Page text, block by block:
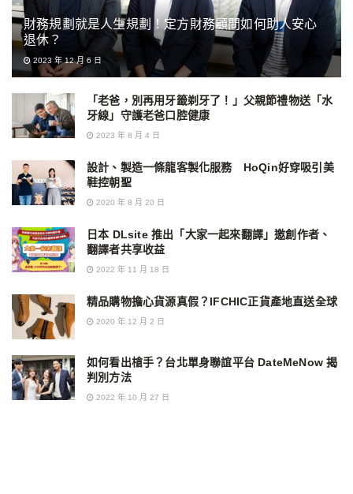
財務規劃就是人生規劃！定方財務顧問如何助人安心
退休？
2023 年 12 月 6 日
「老爸，別再用牙籤剃牙了！」父親節禮物送「水
牙線」守護老爸口腔健康
2023 年 8 月 4 日
設計、製造一條龍客製化服務 HoQin好穿吸引美
鞋控朝聖
2020 年 8 月 20 日
日本 DLsite 推出「大家一起來翻譯」邀創作者、
翻譯者共享收益
2022 年 11 月 18 日
精品購物擔心貨源真假？IFCHIC正貨產地直送全球
2020 年 12 月 2 日
如何看出槍手？台北單身聯誼平台 DateMeNow 揭
判別方法
2022 年 10 月 27 日